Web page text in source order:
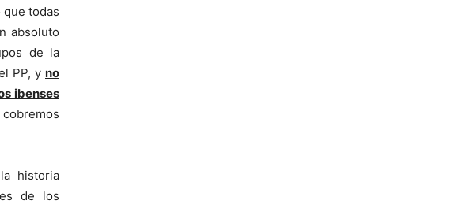
todas
absoluto
de la
PP, y no
ibenses
historia
de los